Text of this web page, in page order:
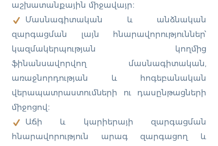
աշխատանքային միջավայր։
Մասնագիտական և անձնական
զարգացման լայն հնարավորություններ՝
կազմակերպության կողմից
ֆինանսավորվող մասնագիտական,
առաջնորդության և հոգեբանական
վերապատրաստումների ու դասընթացների
միջոցով։
Աճի և կարիերայի զարգացման
հնարավորություն արագ զարգացող և